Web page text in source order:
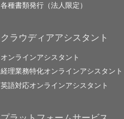
各種書類発行（法人限定）
クラウディアアシスタント
オンラインアシスタント
経理業務特化オンラインアシスタント
英語対応オンラインアシスタント